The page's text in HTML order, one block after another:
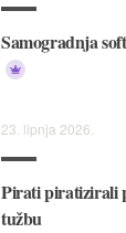
Samogradnja
23. lipnja 2026.
Pirati piratizirali
tužbu